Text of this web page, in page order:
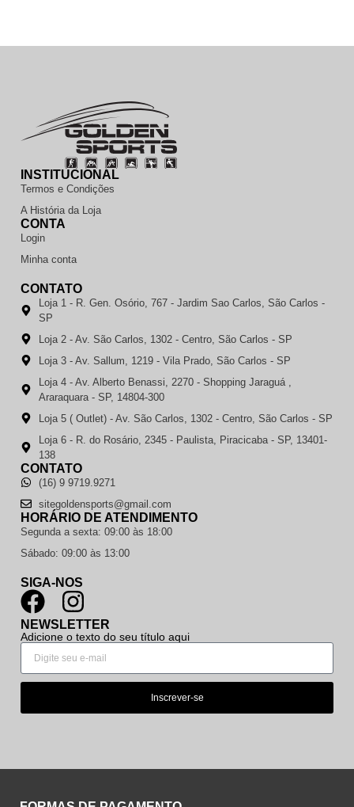
INSTITUCIONAL
Termos e Condições
A História da Loja
CONTA
Login
Minha conta
CONTATO
Loja 1 - R. Gen. Osório, 767 - Jardim Sao Carlos, São Carlos -
SP
Loja 2 - Av. São Carlos, 1302 - Centro, São Carlos - SP
Loja 3 - Av. Sallum, 1219 - Vila Prado, São Carlos - SP
Loja 4 - Av. Alberto Benassi, 2270 - Shopping Jaraguá ,
Araraquara - SP, 14804-300
Loja 5 ( Outlet) - Av. São Carlos, 1302 - Centro, São Carlos - SP
Loja 6 - R. do Rosário, 2345 - Paulista, Piracicaba - SP, 13401-
138
CONTATO
(16) 9 9719.9271
sitegoldensports@gmail.com
HORÁRIO DE ATENDIMENTO
Segunda a sexta: 09:00 às 18:00
Sábado: 09:00 às 13:00
SIGA-NOS
NEWSLETTER
Adicione o texto do seu título aqui
Inscrever-se